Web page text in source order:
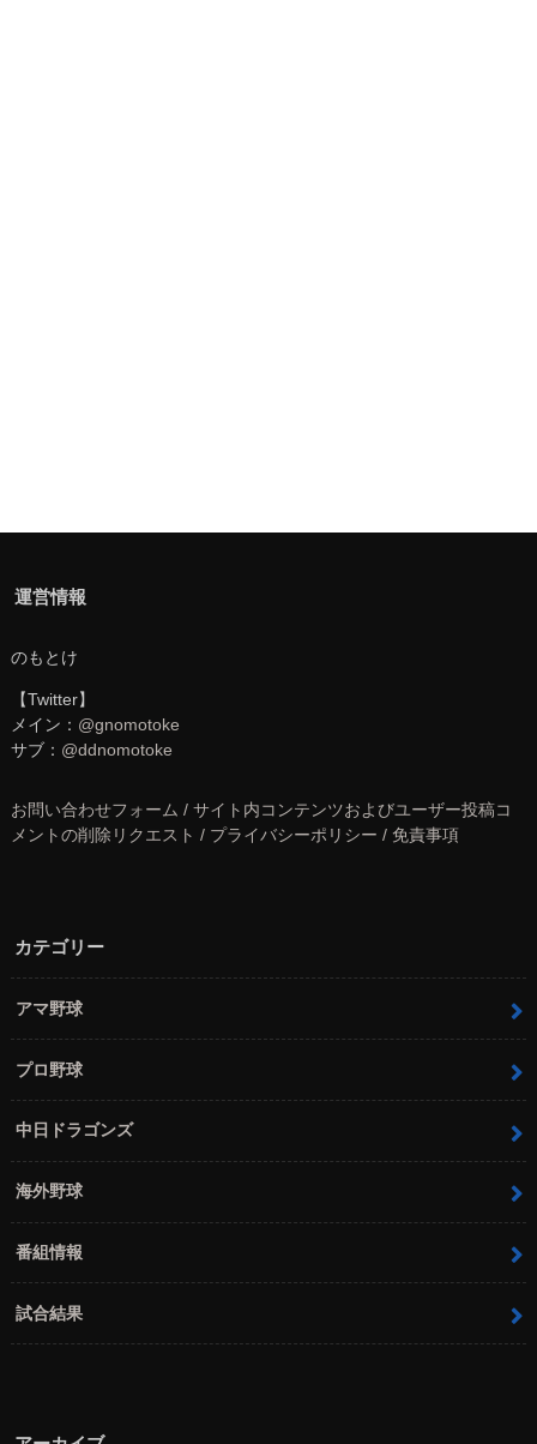
運営情報
のもとけ
【Twitter】
メイン： @gnomotoke
サブ： @ddnomotoke
お問い合わせフォーム / サイト内コンテンツおよびユーザー投稿コ
メントの削除リクエスト / プライバシーポリシー / 免責事項
カテゴリー
アマ野球
プロ野球
中日ドラゴンズ
海外野球
番組情報
試合結果